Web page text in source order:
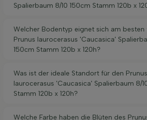
Spalierbaum 8/10 150cm Stamm 120b x
Welcher Bodentyp eignet sich am besten
Prunus laurocerasus 'Caucasica'
150cm Stamm 120b x 120h?
Was ist der ideale Standort für den Prunus
laurocerasus 'Caucasica' Spalierbaum 8/
Stamm 120b x 120h?
Welche Farbe haben die Blüten des